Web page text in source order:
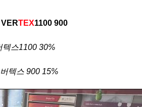
TEX1100 900
텍스1100 30%
텍스 900 15%